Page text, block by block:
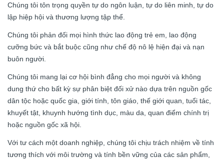
Chúng tôi tôn trọng quyền tự do ngôn luận, tự do liên minh, tự do
lập hiệp hội và thương lượng tập thể.
Chúng tôi phản đối mọi hình thức lao động trẻ em, lao động
cưỡng bức và bắt buộc cũng như chế độ nô lệ hiện đại và nạn
buôn người.
Chúng tôi mang lại cơ hội bình đẳng cho mọi người và không
dung thứ cho bất kỳ sự phân biệt đối xử nào dựa trên nguồn gốc
dân tộc hoặc quốc gia, giới tính, tôn giáo, thế giới quan, tuổi tác,
khuyết tật, khuynh hướng tình dục, màu da, quan điểm chính trị
hoặc nguồn gốc xã hội.
Với tư cách một doanh nghiệp, chúng tôi chịu trách nhiệm về tính
tương thích với môi trường và tính bền vững của các sản phẩm,